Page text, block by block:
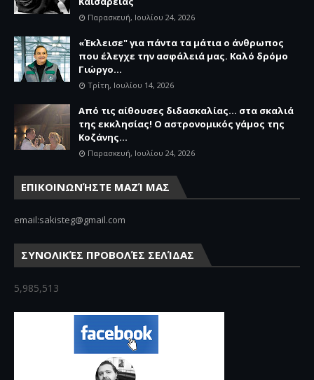
Παρασκευή, Ιουλίου 24, 2026
«Έκλεισε" για πάντα τα μάτια ο άνθρωπος
που έλεγχε την ασφάλειά μας. Καλό δρόμο
Γιώργο...
Τρίτη, Ιουλίου 14, 2026
Από τις αίθουσες διδασκαλίας… στα σκαλιά
της εκκλησίας! Ο αστρονομικός γάμος της
Κοζάνης...
Παρασκευή, Ιουλίου 24, 2026
ΕΠΙΚΟΙΝΩΝΉΣΤΕ ΜΑΖΊ ΜΑΣ
email:sakisteg@gmail.com
ΣΥΝΟΛΙΚΈΣ ΠΡΟΒΟΛΈΣ ΣΕΛΊΔΑΣ
5,985,513